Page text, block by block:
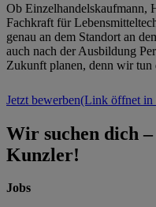
Ob Einzelhandelskaufmann,
Fachkraft für
genau an dem Standort an
auch nach der Ausbildung
Zukunft planen, denn wir tun
Jetzt bewerben(Link öffnet in
Wir suchen dich
Kunzler!
Jobs